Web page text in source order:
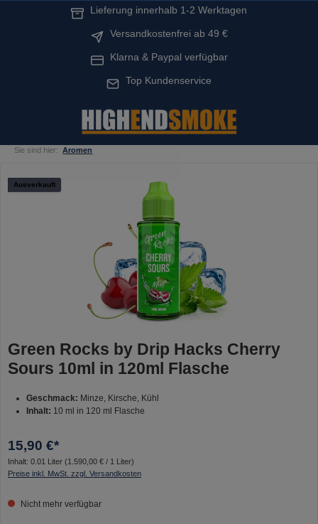
Lieferung innerhalb 1-2 Werktagen
Versandkostenfrei ab 49 €
Klarna & Paypal verfügbar
Top Kundenservice
Sie sind hier: Aromen
Bildergalerie überspringen
Ausverkauft
Green Rocks by Drip Hacks Cherry
Sours 10ml in 120ml Flasche
Geschmack: Minze, Kirsche, Kühl
Inhalt: 10 ml in 120 ml Flasche
15,90 €*
Inhalt: 0.01 Liter (1.590,00 € / 1 Liter)
Preise inkl. MwSt. zzgl. Versandkosten
Nicht mehr verfügbar